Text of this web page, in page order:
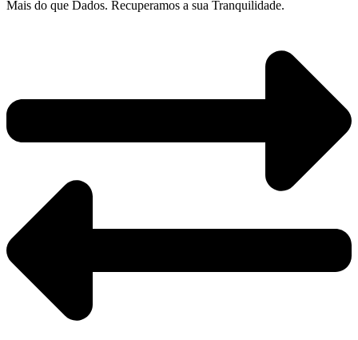
Mais do que Dados. Recuperamos a sua Tranquilidade.